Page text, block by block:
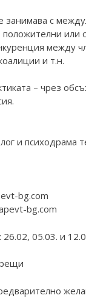
занимава с
положителни или
между
и т.н.
– чрез
и психодрама
bg.com
bg.com
05.03. и